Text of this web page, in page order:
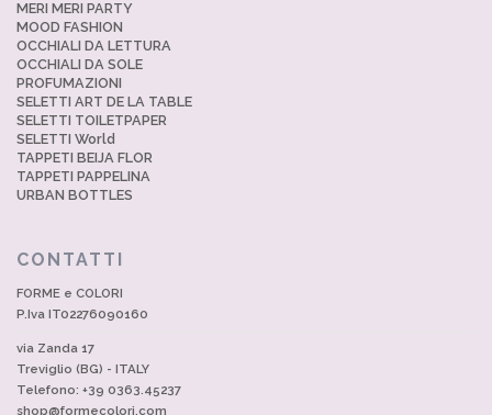
MERI MERI PARTY
MOOD FASHION
OCCHIALI DA LETTURA
OCCHIALI DA SOLE
PROFUMAZIONI
SELETTI ART DE LA TABLE
SELETTI TOILETPAPER
SELETTI World
TAPPETI BEIJA FLOR
TAPPETI PAPPELINA
URBAN BOTTLES
CONTATTI
FORME e COLORI
P.Iva IT02276090160
via Zanda 17
Treviglio (BG) - ITALY
Telefono: +39 0363.45237
shop@formecolori.com